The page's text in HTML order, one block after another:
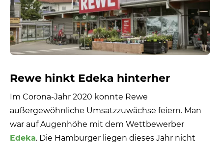
Rewe hinkt Edeka hinterher
Im Corona-Jahr 2020 konnte Rewe
außergewöhnliche Umsatzzuwächse feiern. Man
war auf Augenhöhe mit dem Wettbewerber
Edeka. Die Hamburger liegen dieses Jahr nicht